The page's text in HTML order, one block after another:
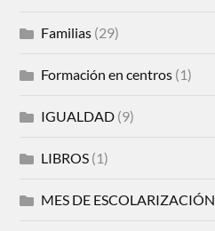
Familias (29)
Formación en centros (1)
IGUALDAD (9)
LIBROS (1)
MES DE ESCOLARIZACIÓN